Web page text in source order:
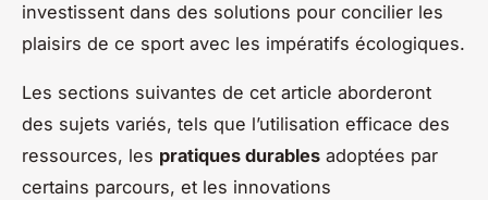
investissent dans des solutions pour concilier les
plaisirs de ce sport avec les impératifs écologiques.
Les sections suivantes de cet article aborderont
des sujets variés, tels que l’utilisation efficace des
ressources, les pratiques durables adoptées par
certains parcours, et les innovations